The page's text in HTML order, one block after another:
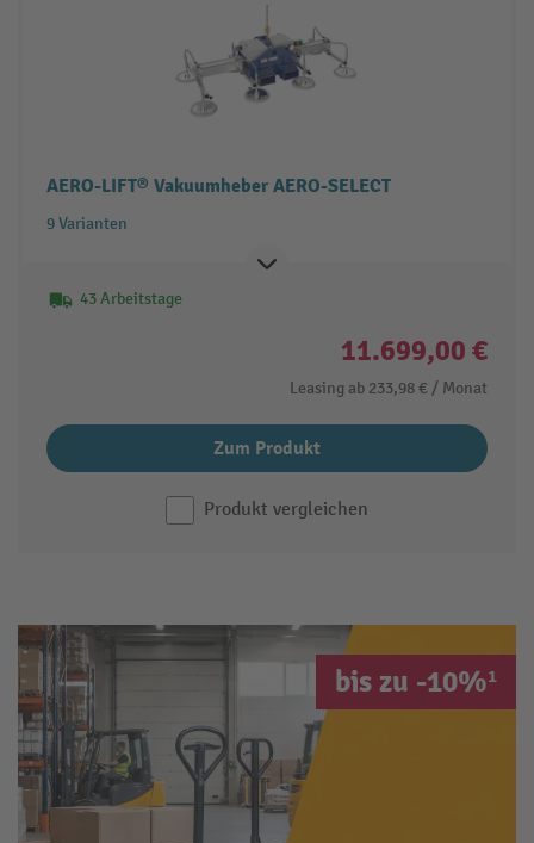
AERO-LIFT® Vakuumheber AERO-SELECT
9 Varianten
43 Arbeitstage
11.699,00 €
Leasing ab 233,98 € / Monat
Zum Produkt
Produkt vergleichen
bis zu -10%¹